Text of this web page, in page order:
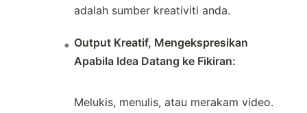
adalah sumber kreativiti anda.
Output Kreatif, Mengekspresikan
Apabila Idea Datang ke Fikiran:
Melukis, menulis, atau merakam video.